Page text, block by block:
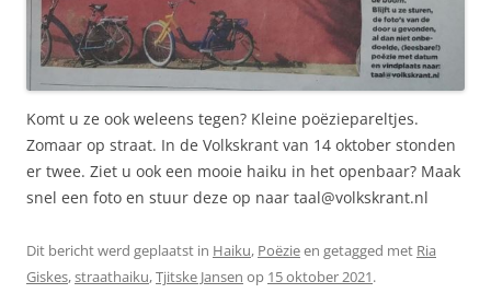
Komt u ze ook weleens tegen? Kleine poëziepareltjes.
Zomaar op straat. In de Volkskrant van 14 oktober stonden
er twee. Ziet u ook een mooie haiku in het openbaar? Maak
snel een foto en stuur deze op naar taal@volkskrant.nl
Dit bericht werd geplaatst in Haiku, Poëzieen getagged met Ria
Giskes,straathaiku,Tjitske Jansen op 15 oktober 2021.